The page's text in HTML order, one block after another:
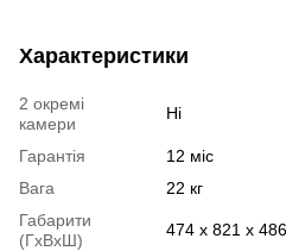
Характеристики
2 окремі
камери
Ні
Гарантія
12 міс
Вага
22 кг
Габарити
(ГхВхШ)
474 х 821 х